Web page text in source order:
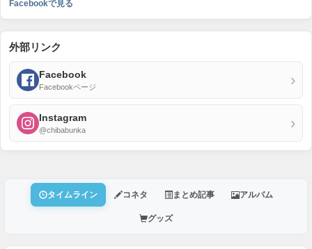
Facebookで見る
外部リンク
Facebook
Facebookページ ›
Instagram
@chibabunka ›
タイムライン コネタ まとめ記事 アルバム
グッズ